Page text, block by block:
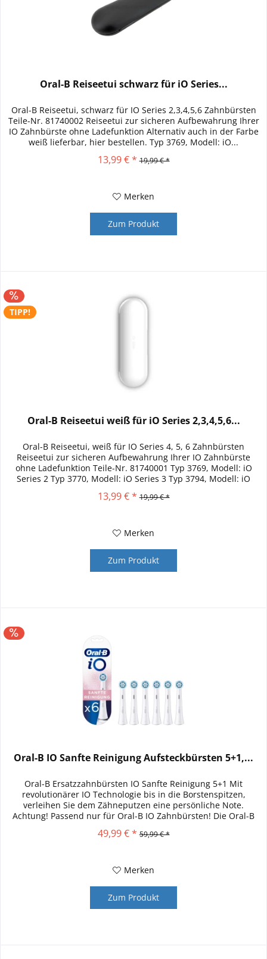
Oral-B Reiseetui schwarz für iO Series...
Oral-B Reiseetui, schwarz für IO Series 2,3,4,5,6 Zahnbürsten
Teile-Nr. 81740002 Reiseetui zur sicheren Aufbewahrung Ihrer
IO Zahnbürste ohne Ladefunktion Alternativ auch in der Farbe
weiß lieferbar, hier bestellen. Typ 3769, Modell: iO...
13,99 € * 19,99 € *
Merken
Zum Produkt
TIPP!
Oral-B Reiseetui weiß für iO Series 2,3,4,5,6...
Oral-B Reiseetui, weiß für IO Series 4, 5, 6 Zahnbürsten
Reiseetui zur sicheren Aufbewahrung Ihrer IO Zahnbürste
ohne Ladefunktion Teile-Nr. 81740001 Typ 3769, Modell: iO
Series 2 Typ 3770, Modell: iO Series 3 Typ 3794, Modell: iO
13,99 € * 19,99 € *
Merken
Zum Produkt
Oral-B IO Sanfte Reinigung Aufsteckbürsten 5+1,...
Oral-B Ersatzzahnbürsten IO Sanfte Reinigung 5+1 Mit
revolutionärer IO Technologie bis in die Borstenspitzen,
verleihen Sie dem Zähneputzen eine persönliche Note.
Achtung! Passend nur für Oral-B IO Zahnbürsten! Die Oral-B
49,99 € * 59,99 € *
Merken
Zum Produkt